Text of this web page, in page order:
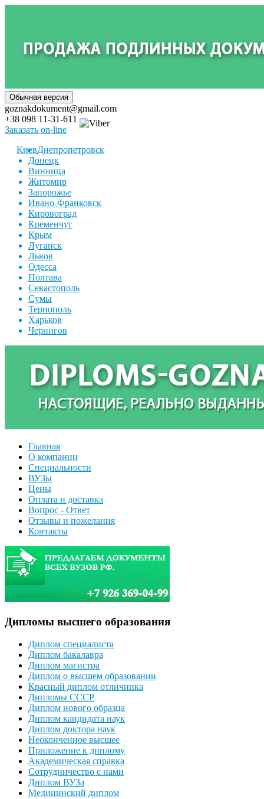
goznakdokument@gmail.com
+38 098 11-31-611
Заказать on-line
КиевДнепропетровск
Донецк
Винница
Житомир
Запорожье
Ивано-Франковск
Кировоград
Кременчуг
Крым
Луганск
Львов
Одесса
Полтава
Севастополь
Сумы
Тернополь
Харьков
Чернигов
Главная
О компании
Специальности
ВУЗы
Цены
Оплата и доставка
Вопрос - Ответ
Отзывы и пожелания
Контакты
Дипломы высшего образования
Диплом специалиста
Диплом бакалавра
Диплом магистра
Диплом о высшем образовании
Красный диплом отличника
Дипломы СССР
Диплом нового образца
Диплом кандидата наук
Диплом доктора наук
Неоконченное высшее
Приложение к диплому
Академическая справка
Сотрудничество с нами
Диплом ВУЗа
Медицинский диплом